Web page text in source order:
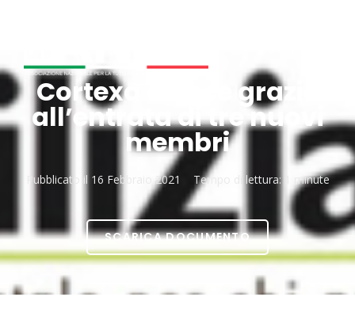
Cortexa cresce grazie
all’entrata di tre nuovi
membri
Pubblicato il 16 Febbraio 2021 Tempo di lettura: 1 minute
SCARICA DOCUMENTO